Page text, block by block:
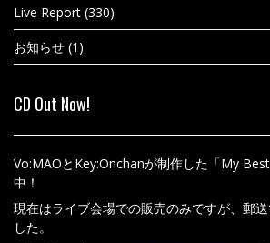
Live Report (330)
お知らせ (1)
CD Out Now!
Vo:MAOとKey:Onchanが制作した「My
中！
現在はライブ会場での販売のみですが、郵
した。